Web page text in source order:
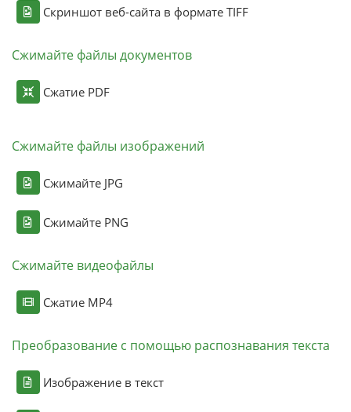
Скриншот веб-сайта в формате TIFF
Сжимайте файлы документов
Сжатие PDF
Сжимайте файлы изображений
Сжимайте JPG
Сжимайте PNG
Сжимайте видеофайлы
Сжатие MP4
Преобразование с помощью распознавания текста
Изображение в текст